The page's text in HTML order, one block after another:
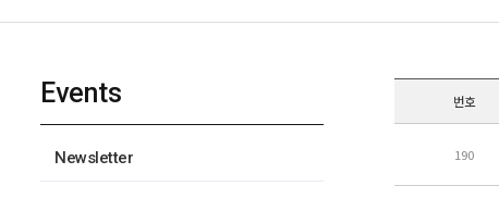
Events
Newsletter
번호
190